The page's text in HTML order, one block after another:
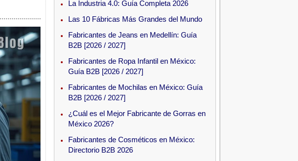
La Industria 4.0: Guía Completa 2026
Las 10 Fábricas Más Grandes del Mundo
Fabricantes de Jeans en Medellín: Guía
B2B [2026 / 2027]
Fabricantes de Ropa Infantil en México:
Guía B2B [2026 / 2027]
Fabricantes de Mochilas en México: Guía
B2B [2026 / 2027]
¿Cuál es el Mejor Fabricante de Gorras en
México 2026?
Fabricantes de Cosméticos en México:
Directorio B2B 2026